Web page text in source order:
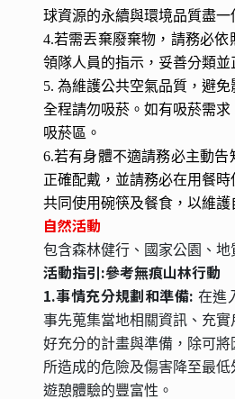
球資源的永續與環境品質盡一
4.若需丟棄廢棄物，請務必依
領隊人員的指示，妥善分類並
5. 為維護公共空氣品質，避
全程請勿吸菸。如有吸菸需求
吸菸區。
6.若有身體不適請務必主動告
正確配戴，並請務必在用餐
共同使用碗筷及餐食，以維護
自然活動
包含森林健行、國家公園、地
活動指引:參考無痕山林行動
1.事情充分規劃和準備: 在進
事先蒐集當地相關資訊、充
好充分的計畫與準備，除可
所造成的危險及傷害降至最
遊憩體驗的豐富性。